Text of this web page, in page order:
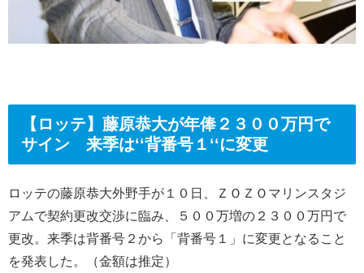
【ロッテ】藤原恭大が年俸２３００万円で
サイン 来季は‘‘背番号１‘‘に変更
ロッテの藤原恭大外野手が１０日、ＺＯＺＯマリンスタジ
アムで契約更改交渉に臨み、５００万増の２３００万円で
更改。来季は背番号２から「背番号１」に変更となること
を発表した。（金額は推定）